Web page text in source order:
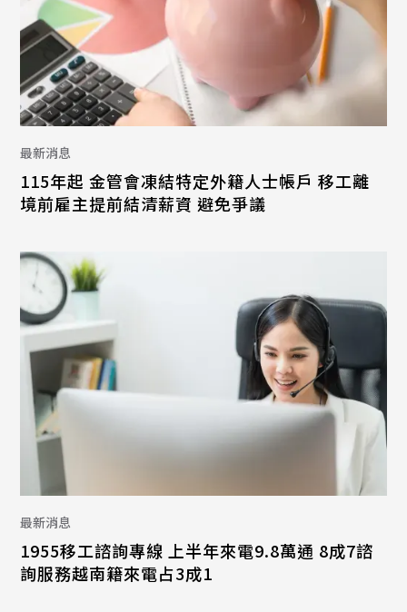
最新消息
115年起 金管會凍結特定外籍人士帳戶 移工離
境前雇主提前結清薪資 避免爭議
最新消息
1955移工諮詢專線 上半年來電9.8萬通 8成7諮
詢服務越南籍來電占3成1